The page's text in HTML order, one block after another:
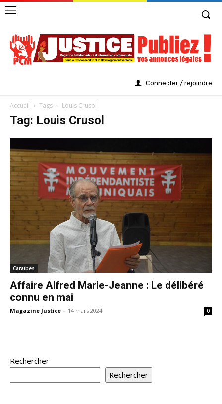
Connecter / rejoindre
Accueil Tags Louis Crusol
Tag: Louis Crusol
Caraïbes
Affaire Alfred Marie-Jeanne : Le délibéré
connu en mai
Magazine Justice - 14 mars 2024 0
Rechercher
Rechercher